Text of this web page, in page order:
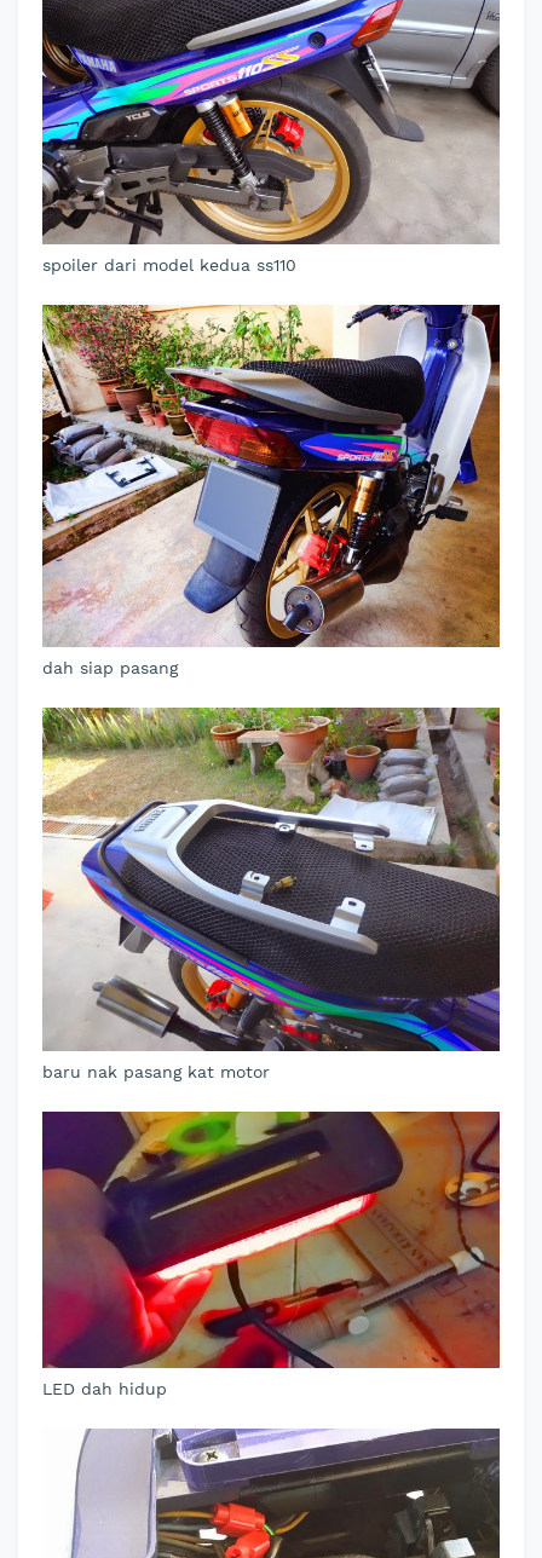
spoiler dari model kedua ss110
dah siap pasang
baru nak pasang kat motor
LED dah hidup